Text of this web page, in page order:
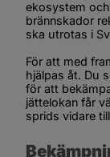
ekosystem
brännskador
ska utrotas i
För att med
hjälpas åt. Du
för att
jättelokan får
sprids vidare